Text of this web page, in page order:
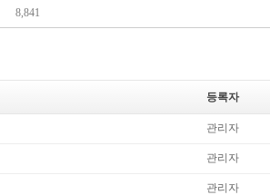
8,841
등록자
관리자
관리자
관리자